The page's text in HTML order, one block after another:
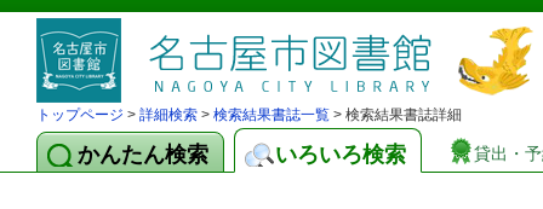
トップページ > 詳細検索 > 検索結果書誌一覧 > 検索結果書誌詳細
かんたん検索 いろいろ検索 貸出・